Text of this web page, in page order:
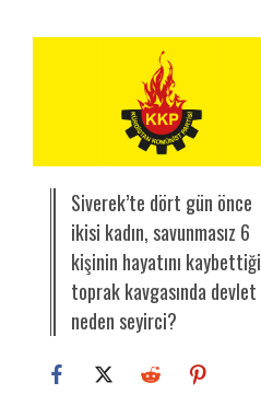
Siverek’te dört gün önce
ikisi kadın, savunmasız 6
kişinin hayatını kaybettiği
toprak kavgasında devlet
neden seyirci?